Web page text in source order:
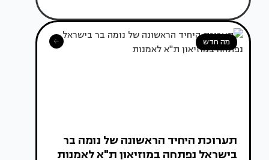
מה חדש
תערוכת היחיד הראשונה של נומה בר
בישראל נפתחה במוזיאון ת"א לאמנות